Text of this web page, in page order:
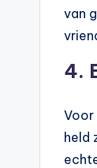
van
4.
Voor
held